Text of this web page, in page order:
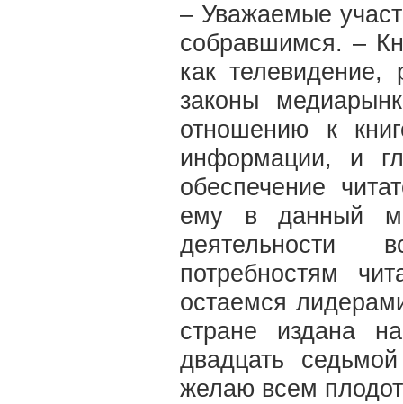
– Уважаемые
собравшимся. –
как
законы
отношению к
информации, и
обеспечение
ему в данный
деятельности
потребностям
остаемся
стране издана
двадцать
желаю всем